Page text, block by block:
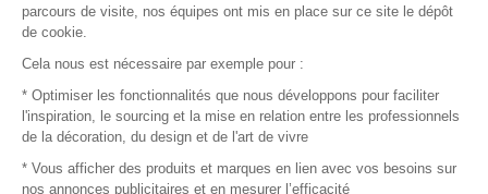
© 2016 –Organisation SAFI
Recrutement
parcours de visite, nos équipes ont mis en place sur ce site le dépôt
de cookie.
Cela nous est nécessaire par exemple pour :
* Optimiser les fonctionnalités que nous développons pour faciliter
l'inspiration, le sourcing et la mise en relation entre les professionnels
de la décoration, du design et de l'art de vivre
* Vous afficher des produits et marques en lien avec vos besoins sur
nos annonces publicitaires et en mesurer l’efficacité